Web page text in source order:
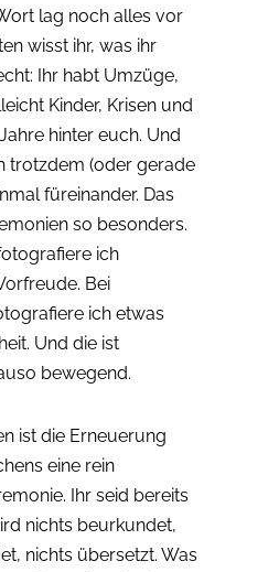
lag noch alles vor
wisst ihr, was ihr
Ihr habt Umzüge,
Kinder, Krisen und
hinter euch. Und
trotzdem (oder gerade
füreinander. Das
so besonders.
ich
Bei
ich etwas
Und die ist
bewegend.
ist die Erneuerung
eine rein
Ihr seid bereits
nichts beurkundet,
nichts übersetzt. Was